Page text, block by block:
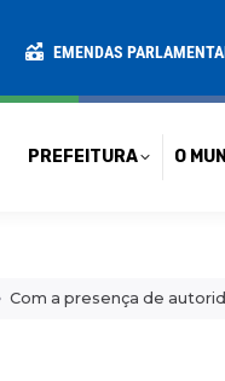
EMENDAS
PREFEITURA O
Com a presença de